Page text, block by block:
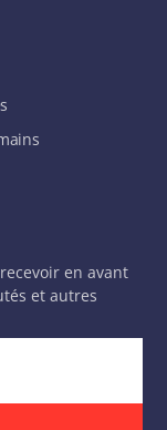
en avant
et autres